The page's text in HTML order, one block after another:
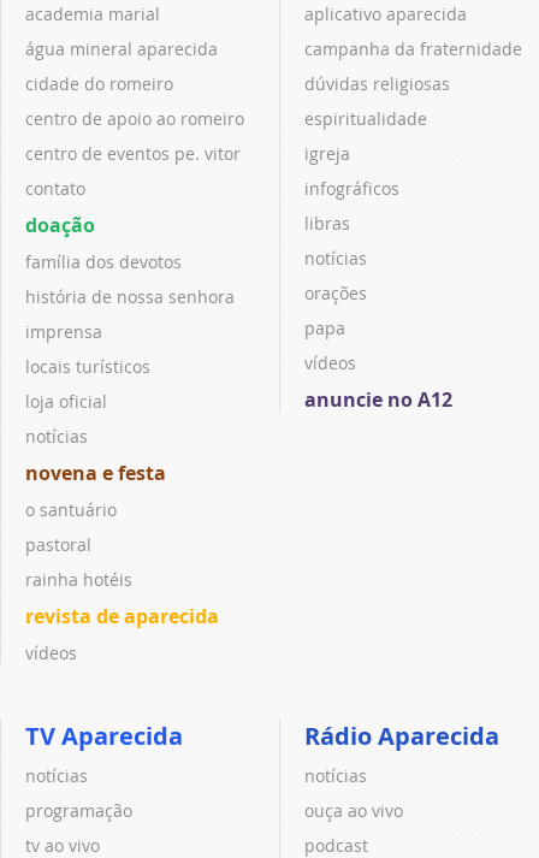
academia marial
água mineral aparecida
cidade do romeiro
centro de apoio ao romeiro
centro de eventos pe. vitor
contato
doação
família dos devotos
história de nossa senhora
imprensa
locais turísticos
loja oficial
notícias
novena e festa
o santuário
pastoral
rainha hotéis
revista de aparecida
vídeos
aplicativo aparecida
campanha da fraternidade
dúvidas religiosas
espiritualidade
igreja
infográficos
libras
notícias
orações
papa
vídeos
anuncie no A12
TV Aparecida
notícias
programação
tv ao vivo
Rádio Aparecida
notícias
ouça ao vivo
podcast